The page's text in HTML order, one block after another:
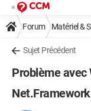
Forum Matériel &
Sujet Précédent
Problème avec